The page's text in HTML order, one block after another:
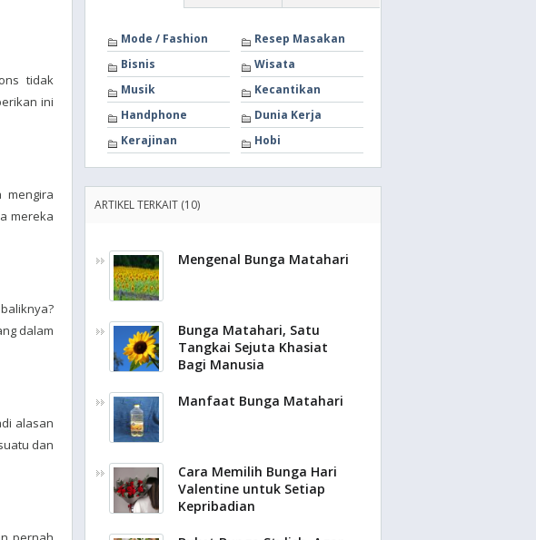
tidak
ini
mengira
mereka
dalam
alasan
dan
Mode / Fashion
Resep Masakan
Bisnis
Wisata
Musik
Kecantikan
Handphone
Dunia Kerja
Kerajinan
Hobi
ARTIKEL TERKAIT (10)
Mengenal Bunga Matahari
Bunga Matahari, Satu
Tangkai Sejuta Khasiat
Bagi Manusia
Manfaat Bunga Matahari
Cara Memilih Bunga Hari
Valentine untuk Setiap
Kepribadian